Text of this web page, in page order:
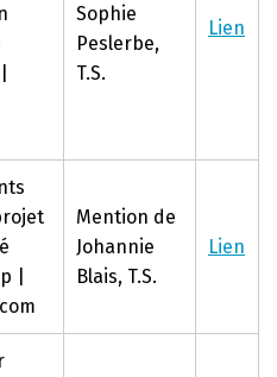
Sophie
Peslerbe,
T.S.
Lien
|
Mention de
Johannie
Blais, T.S.
Lien